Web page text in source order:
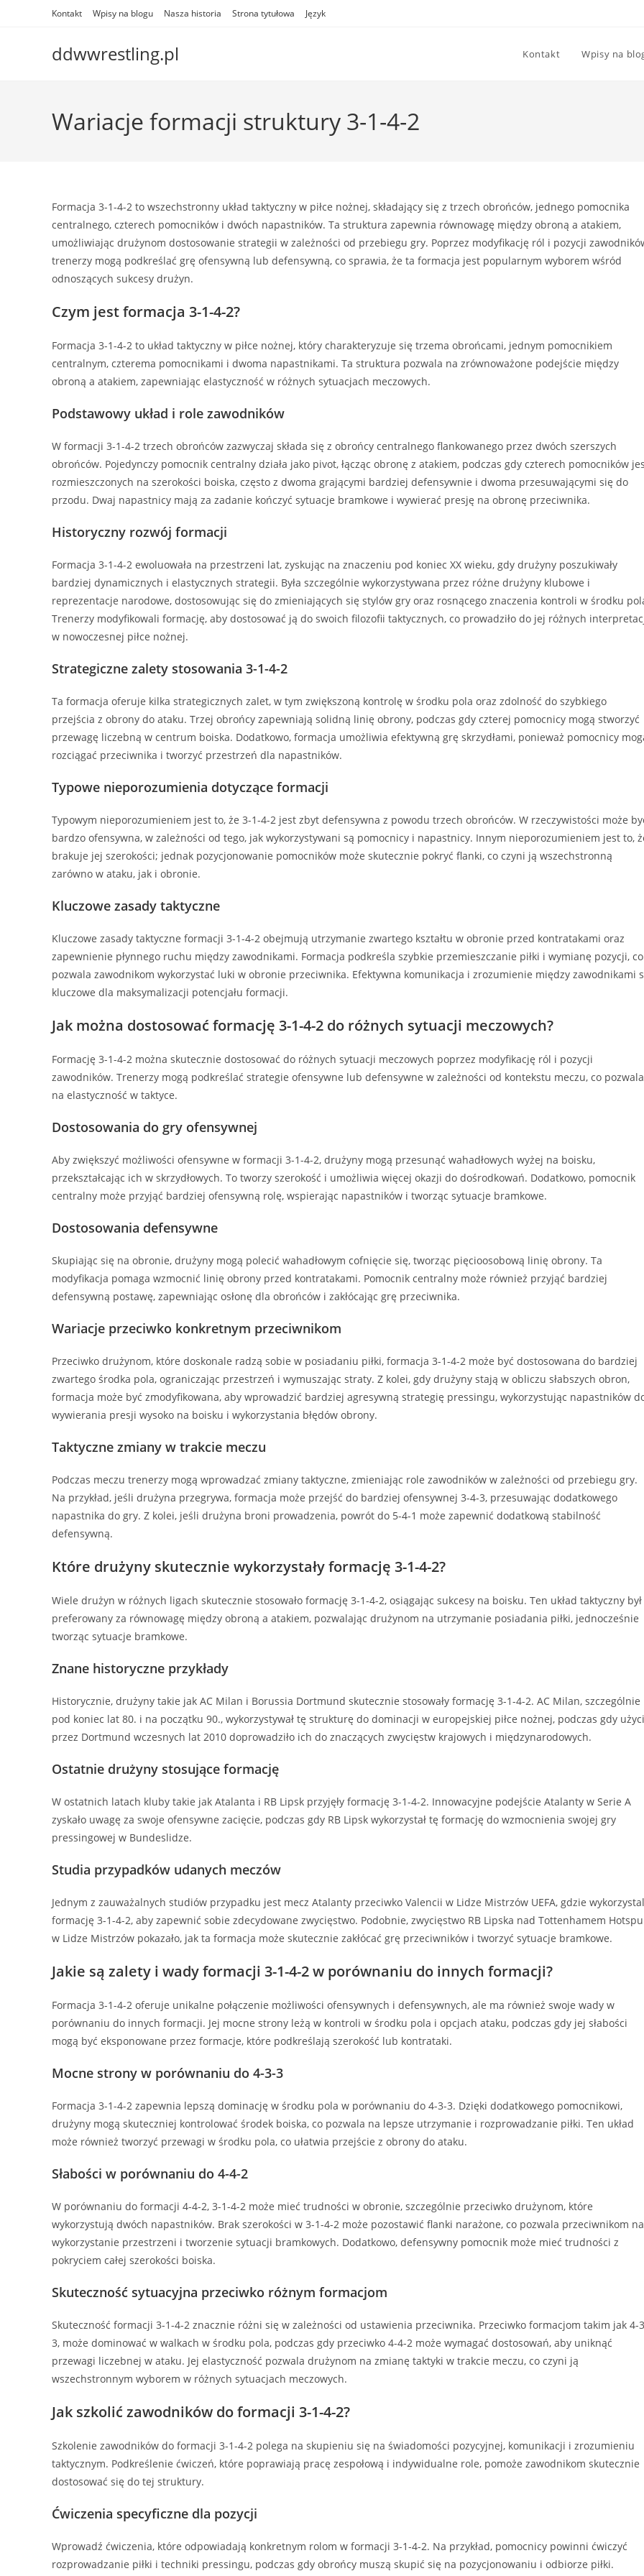
Kontakt Wpisy na blogu Nasza historia Strona tytułowa Język
ddwwrestling.pl Kontakt Wpisy na
Wariacje formacji struktury 3-1-4-2
Formacja 3-1-4-2 to wszechstronny układ taktyczny w piłce nożnej, składający się z trzech obrońców, jednego pomocnika
centralnego, czterech pomocników i dwóch napastników. Ta struktura zapewnia równowagę między obroną a atakiem,
umożliwiając drużynom dostosowanie strategii w zależności od przebiegu gry. Poprzez modyfikację ról i pozycji
trenerzy mogą podkreślać grę ofensywną lub defensywną, co sprawia, że ta formacja jest popularnym wyborem wśród
odnoszących sukcesy drużyn.
Czym jest formacja 3-1-4-2?
Formacja 3-1-4-2 to układ taktyczny w piłce nożnej, który charakteryzuje się trzema obrońcami, jednym pomocnikiem
centralnym, czterema pomocnikami i dwoma napastnikami. Ta struktura pozwala na zrównoważone podejście między
obroną a atakiem, zapewniając elastyczność w różnych sytuacjach meczowych.
Podstawowy układ i role zawodników
W formacji 3-1-4-2 trzech obrońców zazwyczaj składa się z obrońcy centralnego flankowanego przez dwóch szerszych
obrońców. Pojedynczy pomocnik centralny działa jako pivot, łącząc obronę z atakiem, podczas gdy czterech pomocników
rozmieszczonych na szerokości boiska, często z dwoma grającymi bardziej defensywnie i dwoma przesuwającymi się do
przodu. Dwaj napastnicy mają za zadanie kończyć sytuacje bramkowe i wywierać presję na obronę przeciwnika.
Historyczny rozwój formacji
Formacja 3-1-4-2 ewoluowała na przestrzeni lat, zyskując na znaczeniu pod koniec XX wieku, gdy drużyny poszukiwały
bardziej dynamicznych i elastycznych strategii. Była szczególnie wykorzystywana przez różne drużyny klubowe i
reprezentacje narodowe, dostosowując się do zmieniających się stylów gry oraz rosnącego znaczenia kontroli w środku
Trenerzy modyfikowali formację, aby dostosować ją do swoich filozofii taktycznych, co prowadziło do jej różnych
w nowoczesnej piłce nożnej.
Strategiczne zalety stosowania 3-1-4-2
Ta formacja oferuje kilka strategicznych zalet, w tym zwiększoną kontrolę w środku pola oraz zdolność do szybkiego
przejścia z obrony do ataku. Trzej obrońcy zapewniają solidną linię obrony, podczas gdy czterej pomocnicy mogą stworzyć
przewagę liczebną w centrum boiska. Dodatkowo, formacja umożliwia efektywną grę skrzydłami, ponieważ pomocnicy
rozciągać przeciwnika i tworzyć przestrzeń dla napastników.
Typowe nieporozumienia dotyczące formacji
Typowym nieporozumieniem jest to, że 3-1-4-2 jest zbyt defensywna z powodu trzech obrońców. W rzeczywistości może
bardzo ofensywna, w zależności od tego, jak wykorzystywani są pomocnicy i napastnicy. Innym nieporozumieniem jest to,
brakuje jej szerokości; jednak pozycjonowanie pomocników może skutecznie pokryć flanki, co czyni ją wszechstronną
zarówno w ataku, jak i obronie.
Kluczowe zasady taktyczne
Kluczowe zasady taktyczne formacji 3-1-4-2 obejmują utrzymanie zwartego kształtu w obronie przed kontratakami oraz
zapewnienie płynnego ruchu między zawodnikami. Formacja podkreśla szybkie przemieszczanie piłki i wymianę pozycji, co
pozwala zawodnikom wykorzystać luki w obronie przeciwnika. Efektywna komunikacja i zrozumienie między zawodnikami
kluczowe dla maksymalizacji potencjału formacji.
Jak można dostosować formację 3-1-4-2 do różnych sytuacji meczowych?
Formację 3-1-4-2 można skutecznie dostosować do różnych sytuacji meczowych poprzez modyfikację ról i pozycji
zawodników. Trenerzy mogą podkreślać strategie ofensywne lub defensywne w zależności od kontekstu meczu, co pozwala
na elastyczność w taktyce.
Dostosowania do gry ofensywnej
Aby zwiększyć możliwości ofensywne w formacji 3-1-4-2, drużyny mogą przesunąć wahadłowych wyżej na boisku,
przekształcając ich w skrzydłowych. To tworzy szerokość i umożliwia więcej okazji do dośrodkowań. Dodatkowo, pomocnik
centralny może przyjąć bardziej ofensywną rolę, wspierając napastników i tworząc sytuacje bramkowe.
Dostosowania defensywne
Skupiając się na obronie, drużyny mogą polecić wahadłowym cofnięcie się, tworząc pięcioosobową linię obrony. Ta
modyfikacja pomaga wzmocnić linię obrony przed kontratakami. Pomocnik centralny może również przyjąć bardziej
defensywną postawę, zapewniając osłonę dla obrońców i zakłócając grę przeciwnika.
Wariacje przeciwko konkretnym przeciwnikom
Przeciwko drużynom, które doskonale radzą sobie w posiadaniu piłki, formacja 3-1-4-2 może być dostosowana do bardziej
zwartego środka pola, ograniczając przestrzeń i wymuszając straty. Z kolei, gdy drużyny stają w obliczu słabszych obron,
formacja może być zmodyfikowana, aby wprowadzić bardziej agresywną strategię pressingu, wykorzystując napastników
wywierania presji wysoko na boisku i wykorzystania błędów obrony.
Taktyczne zmiany w trakcie meczu
Podczas meczu trenerzy mogą wprowadzać zmiany taktyczne, zmieniając role zawodników w zależności od przebiegu gry.
Na przykład, jeśli drużyna przegrywa, formacja może przejść do bardziej ofensywnej 3-4-3, przesuwając dodatkowego
napastnika do gry. Z kolei, jeśli drużyna broni prowadzenia, powrót do 5-4-1 może zapewnić dodatkową stabilność
defensywną.
Które drużyny skutecznie wykorzystały formację 3-1-4-2?
Wiele drużyn w różnych ligach skutecznie stosowało formację 3-1-4-2, osiągając sukcesy na boisku. Ten układ taktyczny był
preferowany za równowagę między obroną a atakiem, pozwalając drużynom na utrzymanie posiadania piłki, jednocześnie
tworząc sytuacje bramkowe.
Znane historyczne przykłady
Historycznie, drużyny takie jak AC Milan i Borussia Dortmund skutecznie stosowały formację 3-1-4-2. AC Milan, szczególnie
pod koniec lat 80. i na początku 90., wykorzystywał tę strukturę do dominacji w europejskiej piłce nożnej, podczas gdy
przez Dortmund wczesnych lat 2010 doprowadziło ich do znaczących zwycięstw krajowych i międzynarodowych.
Ostatnie drużyny stosujące formację
W ostatnich latach kluby takie jak Atalanta i RB Lipsk przyjęły formację 3-1-4-2. Innowacyjne podejście Atalanty w Serie A
zyskało uwagę za swoje ofensywne zacięcie, podczas gdy RB Lipsk wykorzystał tę formację do wzmocnienia swojej gry
pressingowej w Bundeslidze.
Studia przypadków udanych meczów
Jednym z zauważalnych studiów przypadku jest mecz Atalanty przeciwko Valencii w Lidze Mistrzów UEFA, gdzie
formację 3-1-4-2, aby zapewnić sobie zdecydowane zwycięstwo. Podobnie, zwycięstwo RB Lipska nad Tottenhamem
w Lidze Mistrzów pokazało, jak ta formacja może skutecznie zakłócać grę przeciwników i tworzyć sytuacje bramkowe.
Jakie są zalety i wady formacji 3-1-4-2 w porównaniu do innych formacji?
Formacja 3-1-4-2 oferuje unikalne połączenie możliwości ofensywnych i defensywnych, ale ma również swoje wady w
porównaniu do innych formacji. Jej mocne strony leżą w kontroli w środku pola i opcjach ataku, podczas gdy jej słabości
mogą być eksponowane przez formacje, które podkreślają szerokość lub kontrataki.
Mocne strony w porównaniu do 4-3-3
Formacja 3-1-4-2 zapewnia lepszą dominację w środku pola w porównaniu do 4-3-3. Dzięki dodatkowego pomocnikowi,
drużyny mogą skuteczniej kontrolować środek boiska, co pozwala na lepsze utrzymanie i rozprowadzanie piłki. Ten układ
może również tworzyć przewagi w środku pola, co ułatwia przejście z obrony do ataku.
Słabości w porównaniu do 4-4-2
W porównaniu do formacji 4-4-2, 3-1-4-2 może mieć trudności w obronie, szczególnie przeciwko drużynom, które
wykorzystują dwóch napastników. Brak szerokości w 3-1-4-2 może pozostawić flanki narażone, co pozwala przeciwnikom na
wykorzystanie przestrzeni i tworzenie sytuacji bramkowych. Dodatkowo, defensywny pomocnik może mieć trudności z
pokryciem całej szerokości boiska.
Skuteczność sytuacyjna przeciwko różnym formacjom
Skuteczność formacji 3-1-4-2 znacznie różni się w zależności od ustawienia przeciwnika. Przeciwko formacjom takim jak 4-
3, może dominować w walkach w środku pola, podczas gdy przeciwko 4-4-2 może wymagać dostosowań, aby uniknąć
przewagi liczebnej w ataku. Jej elastyczność pozwala drużynom na zmianę taktyki w trakcie meczu, co czyni ją
wszechstronnym wyborem w różnych sytuacjach meczowych.
Jak szkolić zawodników do formacji 3-1-4-2?
Szkolenie zawodników do formacji 3-1-4-2 polega na skupieniu się na świadomości pozycyjnej, komunikacji i zrozumieniu
taktycznym. Podkreślenie ćwiczeń, które poprawiają pracę zespołową i indywidualne role, pomoże zawodnikom skutecznie
dostosować się do tej struktury.
Ćwiczenia specyficzne dla pozycji
Wprowadź ćwiczenia, które odpowiadają konkretnym rolom w formacji 3-1-4-2. Na przykład, pomocnicy powinni ćwiczyć
rozprowadzanie piłki i techniki pressingu, podczas gdy obrońcy muszą skupić się na pozycjonowaniu i odbiorze piłki.